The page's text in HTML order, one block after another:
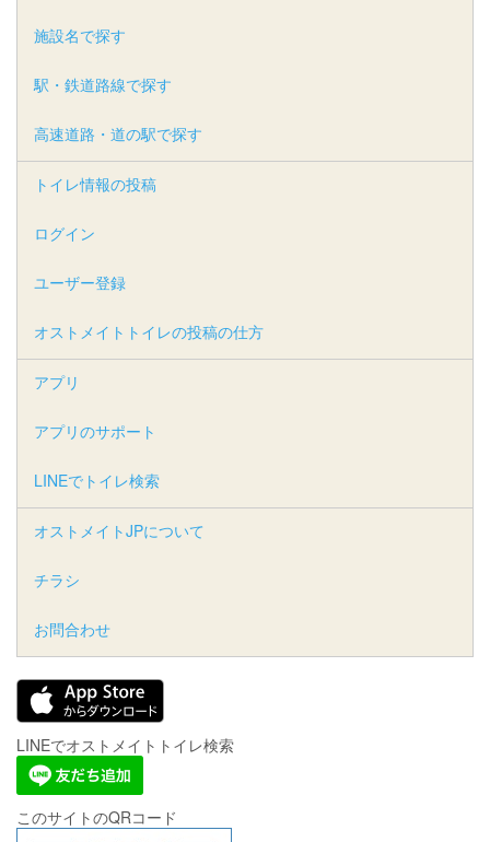
施設名で探す
駅・鉄道路線で探す
高速道路・道の駅で探す
トイレ情報の投稿
ログイン
ユーザー登録
オストメイトトイレの投稿の仕方
アプリ
アプリのサポート
LINEでトイレ検索
オストメイトJPについて
チラシ
お問合わせ
LINEでオストメイトトイレ検索
このサイトのQRコード